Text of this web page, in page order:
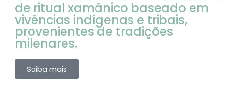
de ritual xamânico baseado em
vivências indígenas e tribais,
provenientes de tradições
milenares.
Saiba mais